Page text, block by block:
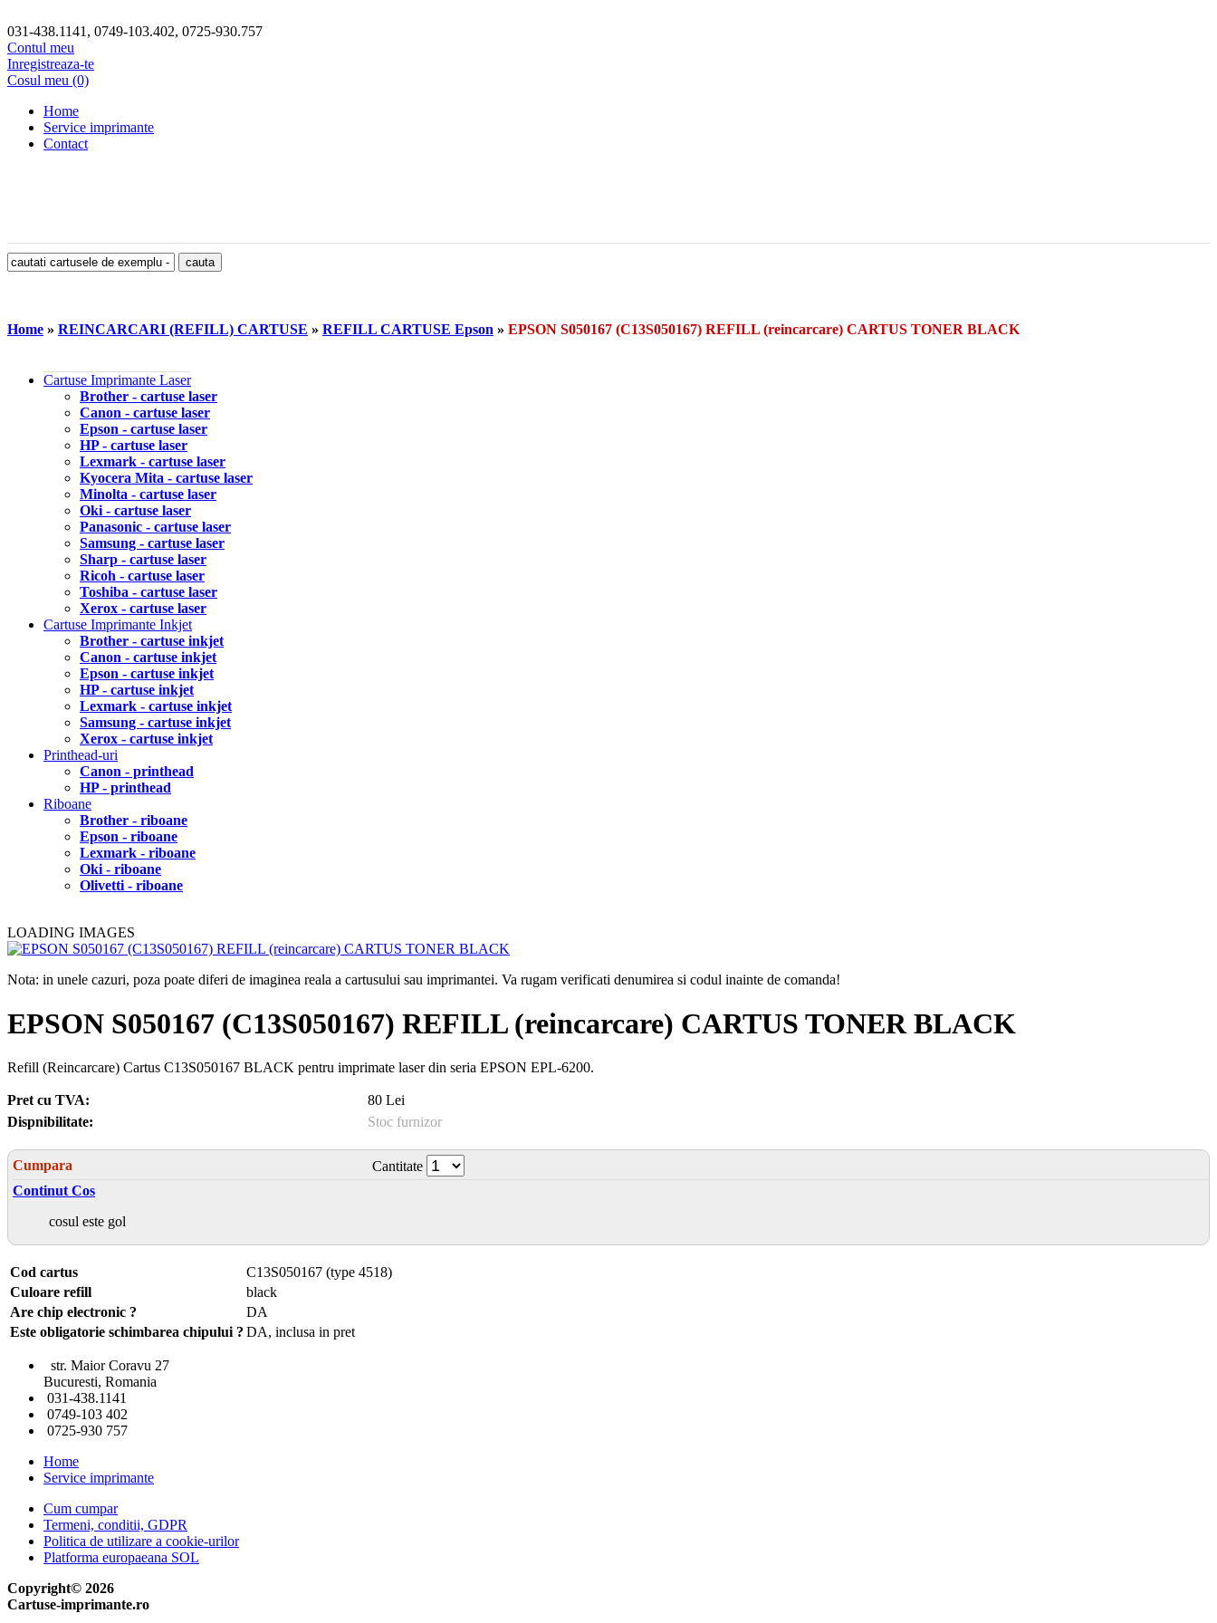
031-438.1141, 0749-103.402, 0725-930.757
Contul meu
Inregistreaza-te
Cosul meu (0)
Home
Service imprimante
Contact
Home » REINCARCARI (REFILL) CARTUSE » REFILL CARTUSE Epson » EPSON S050167 (C13S050167) REFILL (reincarcare) CARTUS TONER BLACK
Cartuse Imprimante Laser
Brother - cartuse laser
Canon - cartuse laser
Epson - cartuse laser
HP - cartuse laser
Lexmark - cartuse laser
Kyocera Mita - cartuse laser
Minolta - cartuse laser
Oki - cartuse laser
Panasonic - cartuse laser
Samsung - cartuse laser
Sharp - cartuse laser
Ricoh - cartuse laser
Toshiba - cartuse laser
Xerox - cartuse laser
Cartuse Imprimante Inkjet
Brother - cartuse inkjet
Canon - cartuse inkjet
Epson - cartuse inkjet
HP - cartuse inkjet
Lexmark - cartuse inkjet
Samsung - cartuse inkjet
Xerox - cartuse inkjet
Printhead-uri
Canon - printhead
HP - printhead
Riboane
Brother - riboane
Epson - riboane
Lexmark - riboane
Oki - riboane
Olivetti - riboane
LOADING IMAGES
Nota: in unele cazuri, poza poate diferi de imaginea reala a cartusului sau imprimantei. Va rugam verificati denumirea si codul inainte de comanda!
EPSON S050167 (C13S050167) REFILL (reincarcare) CARTUS TONER BLACK
Refill (Reincarcare) Cartus C13S050167 BLACK pentru imprimate laser din seria EPSON EPL-6200.
Pret cu TVA:
80 Lei
Dispnibilitate:
Stoc furnizor
Cumpara
Cantitate
Continut Cos
cosul este gol
Cod cartus
C13S050167 (type 4518)
Culoare refill
black
Are chip electronic ?
DA
Este obligatorie schimbarea chipului ? DA, inclusa in pret
str. Maior Coravu 27
Bucuresti, Romania
031-438.1141
0749-103 402
0725-930 757
Home
Service imprimante
Cum cumpar
Termeni, conditii, GDPR
Politica de utilizare a cookie-urilor
Platforma europaeana SOL
Copyright© 2026
Cartuse-imprimante.ro